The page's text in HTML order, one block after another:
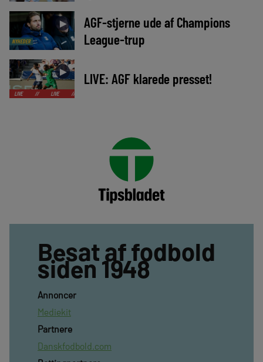
NYHEDER
►
AGF-stjerne ude af Champions
League-trup
►
LIVE // LIVE
LIVE: AGF klarede presset!
Besat af fodbold
siden 1948
Annoncer
Mediekit
Partnere
Danskfodbold.com